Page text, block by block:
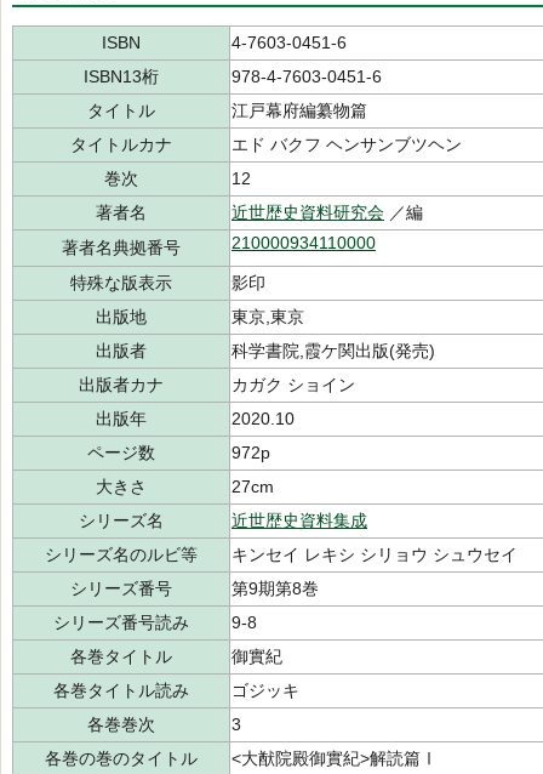
ISBN
4-7603-0451-6
ISBN13桁
978-4-7603-0451-6
タイトル
江戸幕府編纂物篇
タイトルカナ
エド バクフ ヘンサンブツヘン
巻次
12
著者名
近世歴史資料研究会 ／編
著者名典拠番号
210000934110000
特殊な版表示
影印
出版地
東京,東京
出版者
科学書院,霞ケ関出版(発売)
出版者カナ
カガク ショイン
出版年
2020.10
ページ数
972p
大きさ
27cm
シリーズ名
近世歴史資料集成
シリーズ名のルビ等
キンセイ レキシ シリョウ シュウセイ
シリーズ番号
第9期第8巻
シリーズ番号読み
9-8
各巻タイトル
御實紀
各巻タイトル読み
ゴジッキ
各巻巻次
3
各巻の巻のタイトル
<大猷院殿御實紀>解読篇Ⅰ